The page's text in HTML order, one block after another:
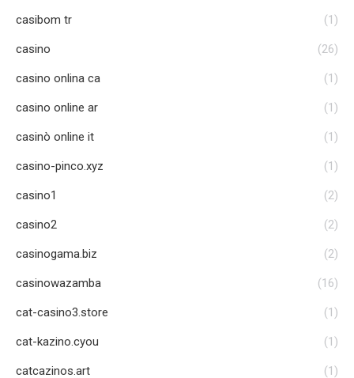
casibom tr (1)
casino (26)
casino onlina ca (1)
casino online ar (1)
casinò online it (1)
casino-pinco.xyz (1)
casino1 (2)
casino2 (2)
casinogama.biz (2)
casinowazamba (16)
cat-casino3.store (1)
cat-kazino.cyou (1)
catcazinos.art (1)